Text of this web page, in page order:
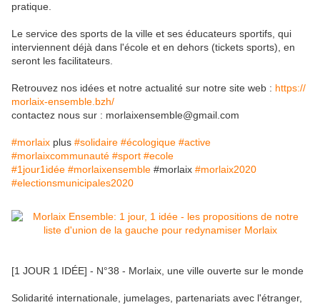
pratique.
Le service des sports de la ville et ses éducateurs sportifs, qui
interviennent déjà dans l'école et en dehors (tickets sports), en
seront les facilitateurs.
Retrouvez nos idées et notre actualité sur notre site web : https://
morlaix-ensemble.bzh/
contactez nous sur : morlaixensemble@gmail.com
#morlaix plus #solidaire #écologique #active
#morlaixcommunauté #sport #ecole
#1jour1idée #morlaixensemble #morlaix #morlaix2020
#electionsmunicipales2020
[1 JOUR 1 IDÉE] - N°38 - Morlaix, une ville ouverte sur le monde
Solidarité internationale, jumelages, partenariats avec l'étranger,